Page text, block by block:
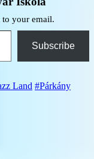
to your email.
Subscribe
Land #Párkány